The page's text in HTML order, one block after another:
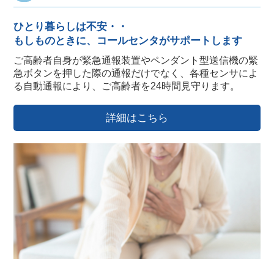
ひとり暮らしは不安・・
もしものときに、コールセンタがサポートします
ご高齢者自身が緊急通報装置やペンダント型送信機の緊
急ボタンを押した際の通報だけでなく、各種センサによ
る自動通報により、ご高齢者を24時間見守ります。
詳細はこちら